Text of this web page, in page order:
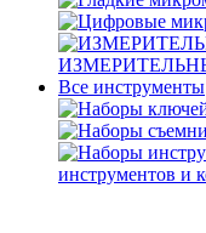
Все инструменты
инструментов и